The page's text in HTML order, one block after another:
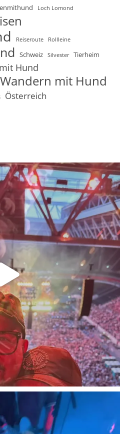
Loch Lomond
Reiseroute Rollleine
Schweiz Silvester Tierheim
Hund
Wandern mit Hund
Österreich